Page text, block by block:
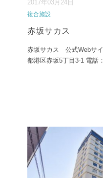
2017年03月24日
複合施設
赤坂サカス
赤坂サカス 公式Webサ
都港区赤坂5丁目3-1 電話